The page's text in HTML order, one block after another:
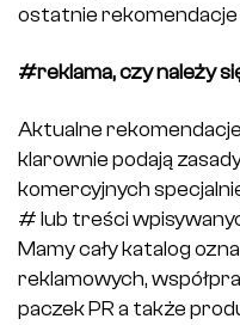
ostatnie rekomendacje
#reklama, czy należy
Aktualne
klarownie podają
komercyjnych
# lub treści
Mamy cały katalog
reklamowych,
paczek PR a także